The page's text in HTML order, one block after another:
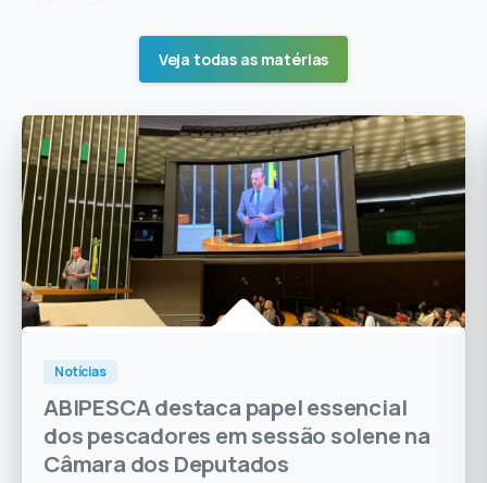
Veja todas as matérias
Notícias
ABIPESCA destaca papel essencial
dos pescadores em sessão solene na
Câmara dos Deputados